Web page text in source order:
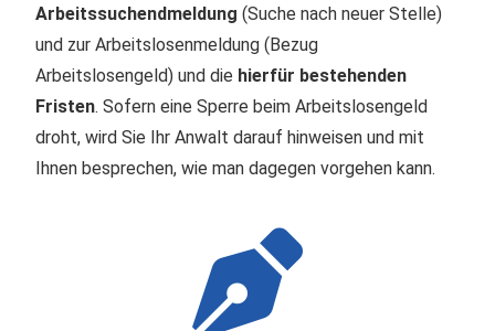
Arbeitssuchendmeldung (Suche nach neuer Stelle)
und zur Arbeitslosenmeldung (Bezug
Arbeitslosengeld) und die hierfür bestehenden
Fristen. Sofern eine Sperre beim Arbeitslosengeld
droht, wird Sie Ihr Anwalt darauf hinweisen und mit
Ihnen besprechen, wie man dagegen vorgehen kann.